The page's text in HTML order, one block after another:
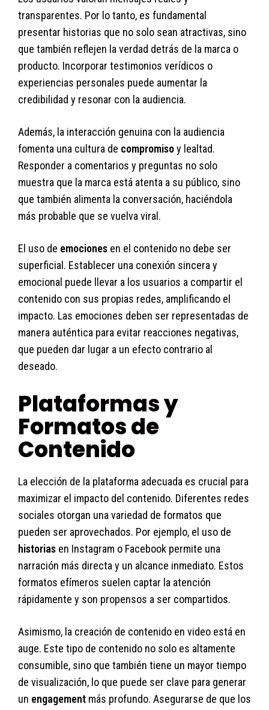
transparentes. Por lo tanto, es fundamental
presentar historias que no solo sean atractivas, sino
que también reflejen la verdad detrás de la marca o
producto. Incorporar testimonios verídicos o
experiencias personales puede aumentar la
credibilidad y resonar con la audiencia.
Además, la interacción genuina con la audiencia
fomenta una cultura de compromisoy lealtad.
Responder a comentarios y preguntas no solo
muestra que la marca está atenta a su público, sino
que también alimenta la conversación, haciéndola
más probable que se vuelva viral.
El uso de emociones en el contenido no debe ser
superficial. Establecer una conexión sincera y
emocional puede llevar a los usuarios a compartir el
contenido con sus propias redes, amplificando el
impacto. Las emociones deben ser representadas de
manera auténtica para evitar reacciones negativas,
que pueden dar lugar a un efecto contrario al
deseado.
Plataformas y
Formatos de
Contenido
La elección de la plataforma adecuada es crucial para
maximizar el impacto del contenido. Diferentes redes
sociales otorgan una variedad de formatos que
pueden ser aprovechados. Por ejemplo, el uso de
historias en Instagram o Facebook permite una
narración más directa y un alcance inmediato. Estos
formatos efímeros suelen captar la atención
rápidamente y son propensos a ser compartidos.
Asimismo, la creación de contenido en video está en
auge. Este tipo de contenido no solo es altamente
consumible, sino que también tiene un mayor tiempo
de visualización, lo que puede ser clave para generar
un engagement más profundo. Asegurarse de que los